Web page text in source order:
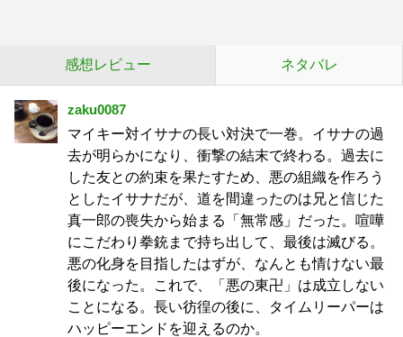
感想レビュー ネタバレ
zaku0087
マイキー対イサナの長い対決で一巻。イサナの過
去が明らかになり、衝撃の結末で終わる。過去に
した友との約束を果たすため、悪の組織を作ろう
としたイサナだが、道を間違ったのは兄と信じた
真一郎の喪失から始まる「無常感」だった。喧嘩
にこだわり拳銃まで持ち出して、最後は滅びる。
悪の化身を目指したはずが、なんとも情けない最
後になった。これで、「悪の東卍」は成立しない
ことになる。長い彷徨の後に、タイムリーパーは
ハッピーエンドを迎えるのか。